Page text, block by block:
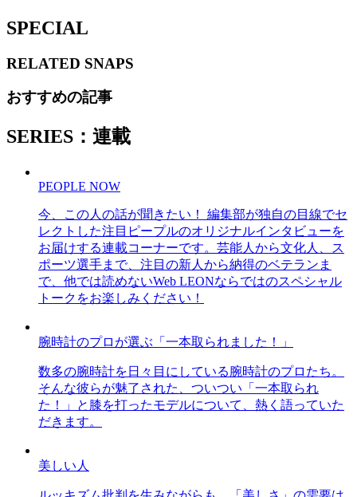
SPECIAL
RELATED SNAPS
おすすめの記事
SERIES：連載
PEOPLE NOW
今、この人の話が聞きたい！ 編集部が独自の目線でセ
レクトした注目ピープルのオリジナルインタビューを
お届けする連載コーナーです。芸能人から文化人、ス
ポーツ選手まで、注目の新人から納得のベテランま
で、他では読めないWeb LEONならではのスペシャル
トークをお楽しみください！
腕時計のプロが選ぶ「一本取られました！」
数多の腕時計を日々目にしている腕時計のプロたち。
そんな彼らが魅了された、ついつい「一本取られ
た！」と膝を打ったモデルについて、熱く語っていた
だきます。
美しい人